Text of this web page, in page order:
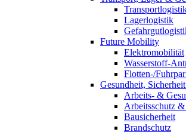
Lagerlogistik
Future Mobility
Elektromobilität
Wasserstoff-
Flotten-/
Gesundheit,
Arbeits- &
Arbeitsschutz
Bausicherheit
Brandschutz